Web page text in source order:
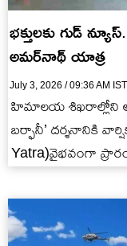
భక్తులకు గుడ్
అమర్‌నాథ్ యాత్ర
July 3, 2026 / 09:36 AM IST
హిమాలయ శిఖరాల్లోని
బర్ఫానీ’ దర్శనానికి
Yatra)వైభవంగా